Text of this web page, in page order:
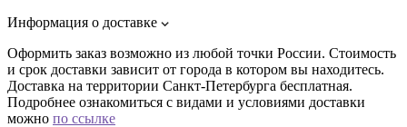
Информация о доставке
Оформить заказ возможно из любой точки России. Стоимость
и срок доставки зависит от города в котором вы находитесь.
Доставка на территории Санкт-Петербурга бесплатная.
Подробнее ознакомиться с видами и условиями доставки
можно по ссылке